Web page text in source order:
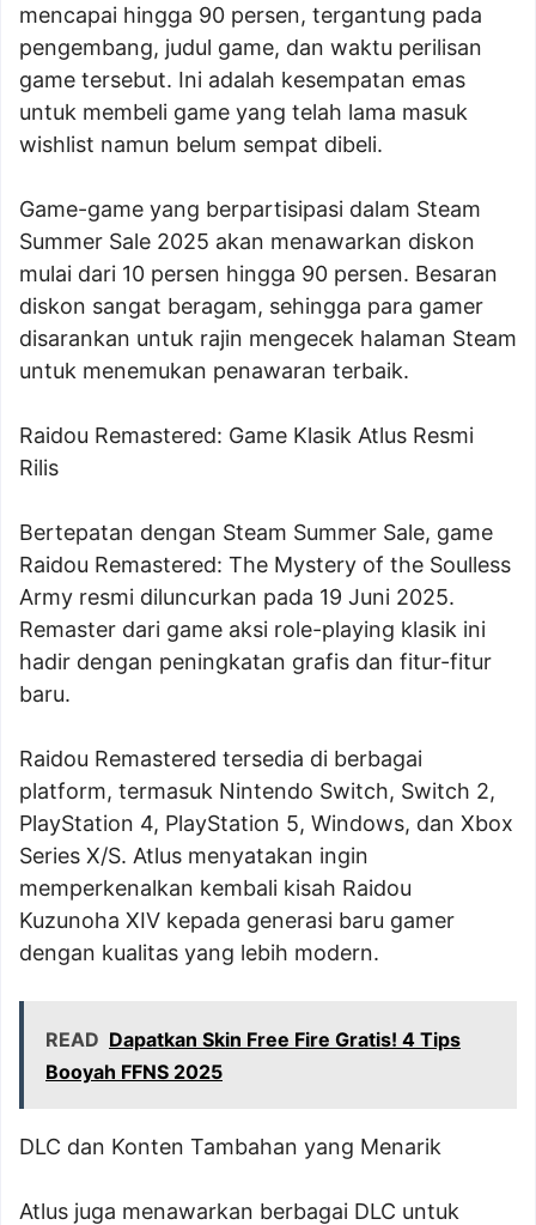
mencapai hingga 90 persen, tergantung pada
pengembang, judul game, dan waktu perilisan
game tersebut. Ini adalah kesempatan emas
untuk membeli game yang telah lama masuk
wishlist namun belum sempat dibeli.
Game-game yang berpartisipasi dalam Steam
Summer Sale 2025 akan menawarkan diskon
mulai dari 10 persen hingga 90 persen. Besaran
diskon sangat beragam, sehingga para gamer
disarankan untuk rajin mengecek halaman Steam
untuk menemukan penawaran terbaik.
Raidou Remastered: Game Klasik Atlus Resmi
Rilis
Bertepatan dengan Steam Summer Sale, game
Raidou Remastered: The Mystery of the Soulless
Army resmi diluncurkan pada 19 Juni 2025.
Remaster dari game aksi role-playing klasik ini
hadir dengan peningkatan grafis dan fitur-fitur
baru.
Raidou Remastered tersedia di berbagai
platform, termasuk Nintendo Switch, Switch 2,
PlayStation 4, PlayStation 5, Windows, dan Xbox
Series X/S. Atlus menyatakan ingin
memperkenalkan kembali kisah Raidou
Kuzunoha XIV kepada generasi baru gamer
dengan kualitas yang lebih modern.
READ Dapatkan Skin Free Fire Gratis! 4 Tips
Booyah FFNS 2025
DLC dan Konten Tambahan yang Menarik
Atlus juga menawarkan berbagai DLC untuk